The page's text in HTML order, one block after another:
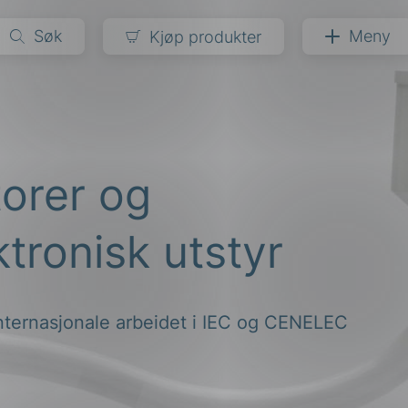
Søk Kjøp produkter Meny
og
utstyr
arbeidet i IEC og CENELEC